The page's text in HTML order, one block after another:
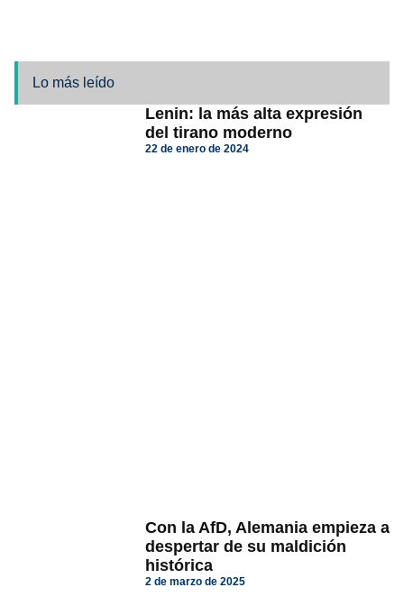
Lo más leído
Lenin: la más alta expresión
del tirano moderno
22 de enero de 2024
Con la AfD, Alemania empieza a
despertar de su maldición
histórica
2 de marzo de 2025